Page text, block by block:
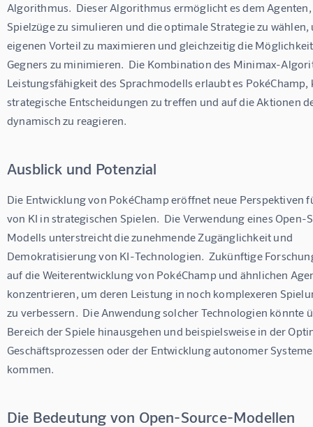
Algorithmus.  Dieser Algorithmus ermöglicht es dem
Spielzüge zu simulieren und die optimale Strategie zu
eigenen Vorteil zu maximieren und gleichzeitig die
Gegners zu minimieren.  Die Kombination des Minimax-
Leistungsfähigkeit des Sprachmodells erlaubt es
strategische Entscheidungen zu treffen und auf die Aktionen
dynamisch zu reagieren.
Ausblick und Potenzial
Die Entwicklung von PokéChamp eröffnet neue Perspektiven
von KI in strategischen Spielen.  Die Verwendung eines Open-
Modells unterstreicht die zunehmende Zugänglichkeit und
Demokratisierung von KI-Technologien.  Zukünftige
auf die Weiterentwicklung von PokéChamp und ähnlichen
konzentrieren, um deren Leistung in noch komplexeren
zu verbessern.  Die Anwendung solcher Technologien könnte
Bereich der Spiele hinausgehen und beispielsweise in der
Geschäftsprozessen oder der Entwicklung autonomer
kommen.
Die Bedeutung von Open-Source-Modellen